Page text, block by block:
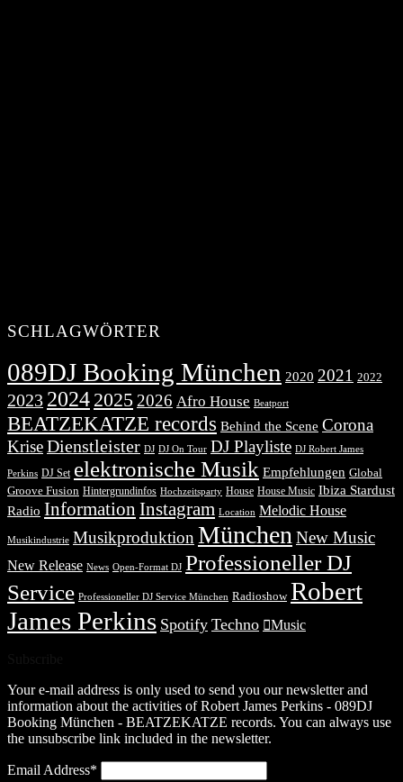
SCHLAGWÖRTER
089DJ Booking München 2020 2021 2022
2023 2024 2025 2026 Afro House Beatport
BEATZEKATZE records Behind the Scene Corona
KriseDienstleister DJ DJ On Tour DJ Playliste DJ Robert James
Perkins DJ Set elektronische Musik Empfehlungen Global
Groove Fusion Hintergrundinfos Hochzeitsparty House House Music Ibiza Stardust
Radio Information Instagram Location Melodic House
Musikindustrie Musikproduktion München New Music
New Release News Open-Format DJ Professioneller DJ
Service Professioneller DJ Service München Radioshow Robert
James Perkins Spotify Techno Music
Your e-mail address is only used to send you our newsletter and
information about the activities of Robert James Perkins - 089DJ
Booking München - BEATZEKATZE records. You can always use
the unsubscribe link included in the newsletter.
Email Address*